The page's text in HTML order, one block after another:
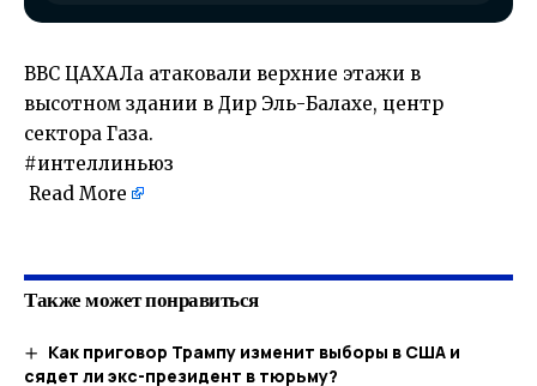
ВВС ЦАХАЛа атаковали верхние этажи в
высотном здании в Дир Эль-Балахе, центр
сектора Газа.
#интеллиньюз
Read More
Также может понравиться
Как приговор Трампу изменит выборы в США и
сядет ли экс-президент в тюрьму?